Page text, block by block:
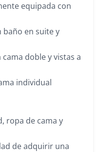
equipada con
en suite y
doble y vistas a
individual
ropa de cama y
de adquirir una